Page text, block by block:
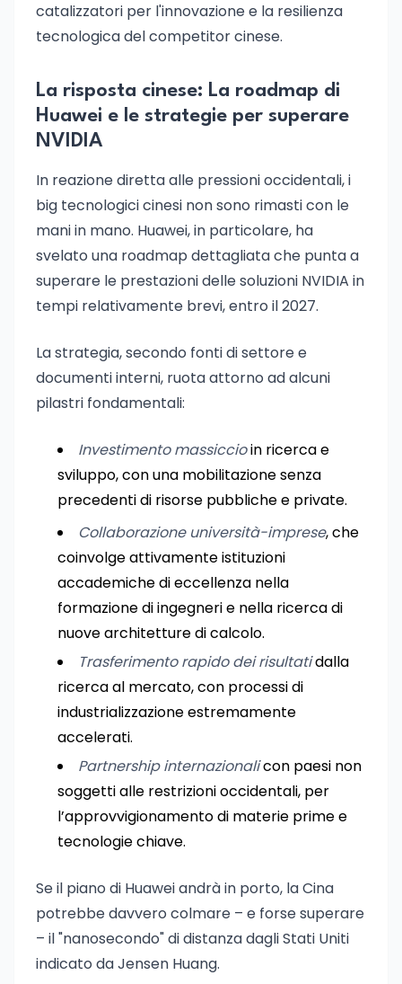
catalizzatori per l'innovazione e la resilienza
tecnologica del competitor cinese.
La risposta cinese: La roadmap di
Huawei e le strategie per superare
NVIDIA
In reazione diretta alle pressioni occidentali, i
big tecnologici cinesi non sono rimasti con le
mani in mano. Huawei, in particolare, ha
svelato una roadmap dettagliata che punta a
superare le prestazioni delle soluzioni NVIDIA in
tempi relativamente brevi, entro il 2027.
La strategia, secondo fonti di settore e
documenti interni, ruota attorno ad alcuni
pilastri fondamentali:
Investimento massiccioin ricerca e
sviluppo, con una mobilitazione senza
precedenti di risorse pubbliche e private.
Collaborazione università-imprese, che
coinvolge attivamente istituzioni
accademiche di eccellenza nella
formazione di ingegneri e nella ricerca di
nuove architetture di calcolo.
Trasferimento rapido dei risultatidalla
ricerca al mercato, con processi di
industrializzazione estremamente
accelerati.
Partnership internazionalicon paesi non
soggetti alle restrizioni occidentali, per
l’approvvigionamento di materie prime e
tecnologie chiave.
Se il piano di Huawei andrà in porto, la Cina
potrebbe davvero colmare – e forse superare
– il "nanosecondo" di distanza dagli Stati Uniti
indicato da Jensen Huang.